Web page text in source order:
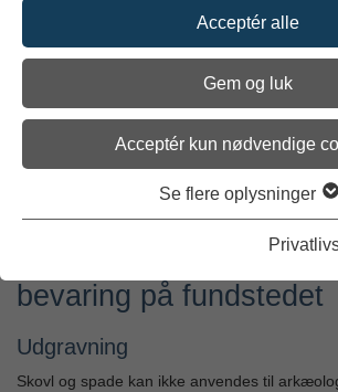
Acceptér alle
Gem og luk
Acceptér kun nødvendige
Se flere oplysninger
Håndudgravning sikrer, at skibet ikke får nye ridser i
arkæologerne senere analysere tømmeret for værktøjsspor og
overflader.
Udgravning,
bevaring på fundstedet
Udgravning
Skovl og spade kan ikke anvendes til